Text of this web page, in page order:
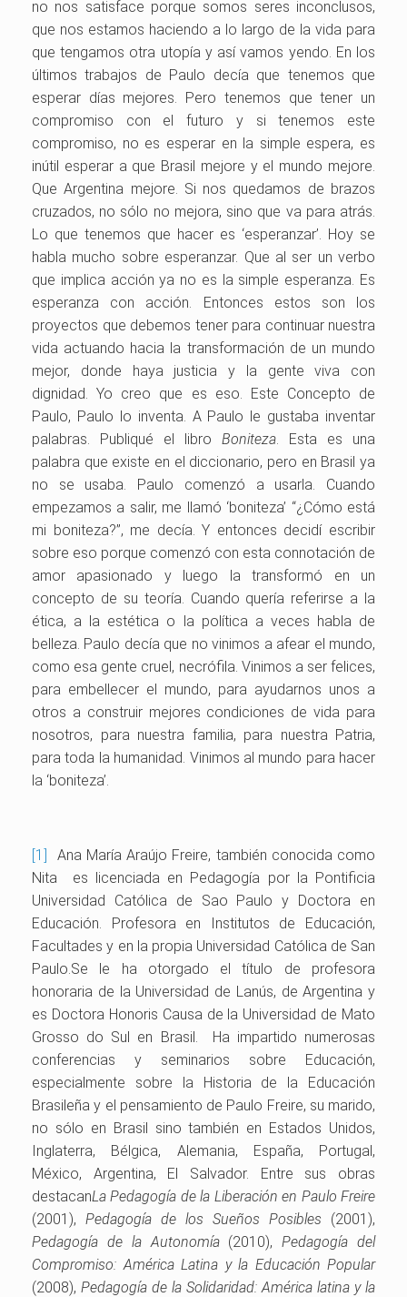
no nos satisface porque somos seres inconclusos,
que nos estamos haciendo a lo largo de la vida para
que tengamos otra utopía y así vamos yendo. En los
últimos trabajos de Paulo decía que tenemos que
esperar días mejores. Pero tenemos que tener un
compromiso con el futuro y si tenemos este
compromiso, no es esperar en la simple espera, es
inútil esperar a que Brasil mejore y el mundo mejore.
Que Argentina mejore. Si nos quedamos de brazos
cruzados, no sólo no mejora, sino que va para atrás.
Lo que tenemos que hacer es ‘esperanzar’. Hoy se
habla mucho sobre esperanzar. Que al ser un verbo
que implica acción ya no es la simple esperanza. Es
esperanza con acción. Entonces estos son los
proyectos que debemos tener para continuar nuestra
vida actuando hacia la transformación de un mundo
mejor, donde haya justicia y la gente viva con
dignidad. Yo creo que es eso. Este Concepto de
Paulo, Paulo lo inventa. A Paulo le gustaba inventar
palabras. Publiqué el libro Boniteza. Esta es una
palabra que existe en el diccionario, pero en Brasil ya
no se usaba. Paulo comenzó a usarla. Cuando
empezamos a salir, me llamó ‘boniteza’ “¿Cómo está
mi boniteza?”, me decía. Y entonces decidí escribir
sobre eso porque comenzó con esta connotación de
amor apasionado y luego la transformó en un
concepto de su teoría. Cuando quería referirse a la
ética, a la estética o la política a veces habla de
belleza. Paulo decía que no vinimos a afear el mundo,
como esa gente cruel, necrófila. Vinimos a ser felices,
para embellecer el mundo, para ayudarnos unos a
otros a construir mejores condiciones de vida para
nosotros, para nuestra familia, para nuestra Patria,
para toda la humanidad. Vinimos al mundo para hacer
la ‘boniteza’.
[1]
Ana María Araújo Freire, también conocida como
Nita es licenciada en Pedagogía por la Pontificia
Universidad Católica de Sao Paulo y Doctora en
Educación. Profesora en Institutos de Educación,
Facultades y en la propia Universidad Católica de San
Paulo.Se le ha otorgado el título de profesora
honoraria de la Universidad de Lanús, de Argentina y
es Doctora Honoris Causa de la Universidad de Mato
Grosso do Sul en Brasil. Ha impartido numerosas
conferencias y seminarios sobre Educación,
especialmente sobre la Historia de la Educación
Brasileña y el pensamiento de Paulo Freire, su marido,
no sólo en Brasil sino también en Estados Unidos,
Inglaterra, Bélgica, Alemania, España, Portugal,
México, Argentina, El Salvador. Entre sus obras
destacanLa Pedagogía de la Liberación en Paulo Freire
(2001), Pedagogía de los Sueños Posibles (2001),
Pedagogía de la Autonomía(2010),Pedagogía del
Compromiso: América Latina y la Educación Popular
(2008), Pedagogía de la Solidaridad: América latina y la